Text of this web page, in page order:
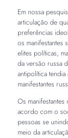
Em nossa
articulação de
preferências
os manifestantes
elites políticas,
da versão russa
antipolítica
manifestantes
Os manifestantes
acordo com o
pessoas se
meio da